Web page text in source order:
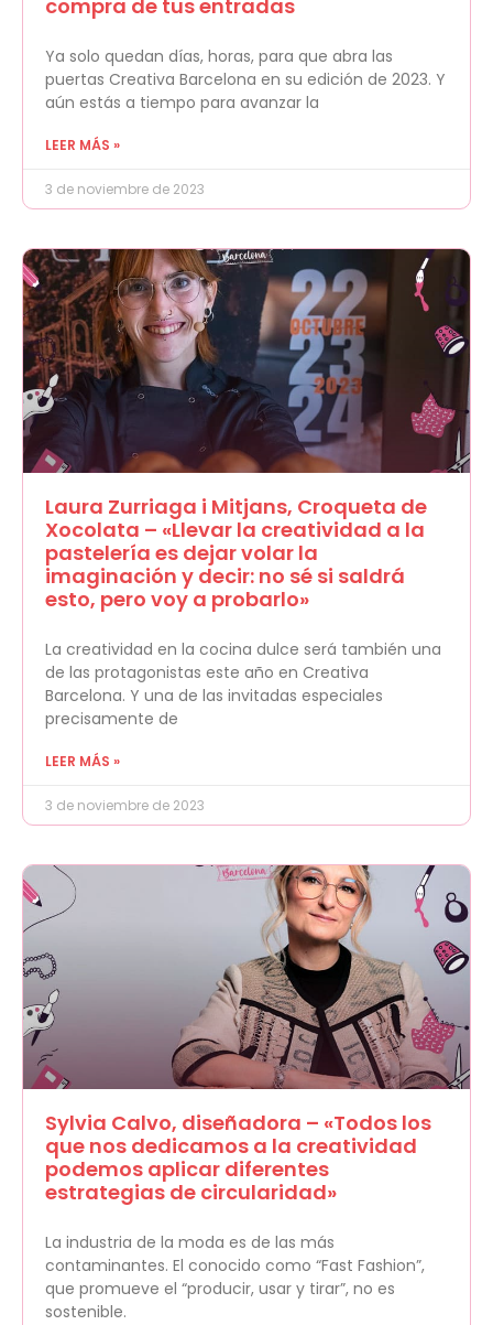
compra de tus entradas
Ya solo quedan días, horas, para que abra las
puertas Creativa Barcelona en su edición de 2023. Y
aún estás a tiempo para avanzar la
LEER MÁS »
3 de noviembre de 2023
Laura Zurriaga i Mitjans, Croqueta de
Xocolata – «Llevar la creatividad a la
pastelería es dejar volar la
imaginación y decir: no sé si saldrá
esto, pero voy a probarlo»
La creatividad en la cocina dulce será también una
de las protagonistas este año en Creativa
Barcelona. Y una de las invitadas especiales
precisamente de
LEER MÁS »
3 de noviembre de 2023
Sylvia Calvo, diseñadora – «Todos los
que nos dedicamos a la creatividad
podemos aplicar diferentes
estrategias de circularidad»
La industria de la moda es de las más
contaminantes. El conocido como “Fast Fashion”,
que promueve el “producir, usar y tirar”, no es
sostenible.